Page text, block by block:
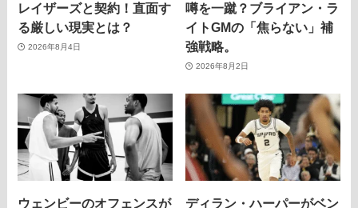
レイザーズと契約！直面す
る厳しい現実とは？
2026年8月4日
噂を一蹴？ブライアン・ラ
イトGMの「焦らない」補
強戦略。
2026年8月2日
ウェンビーのオフェンスが ディラン・ハーパーがベン